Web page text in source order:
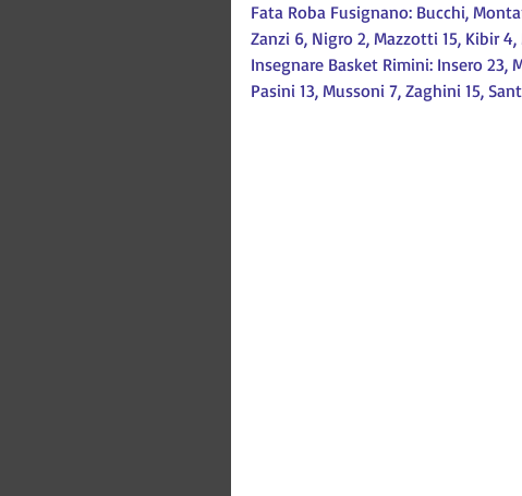
Fata Roba Fusignano: Bucchi,
Zanzi 6, Nigro 2, Mazzotti 15, Kibir
Insegnare Basket Rimini: Insero 23,
Pasini 13, Mussoni 7, Zaghini 15,